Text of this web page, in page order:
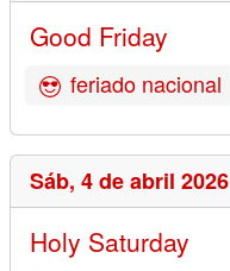
Good Friday
feriado nacional
Sáb, 4 de abril 2026
Holy Saturday